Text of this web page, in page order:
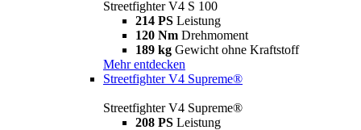
Streetfighter V4 S 100
214 PS Leistung
120 Nm Drehmoment
189 kg Gewicht ohne Kraftstoff
Mehr entdecken
Streetfighter V4 Supreme®
Streetfighter V4 Supreme®
208 PS Leistung